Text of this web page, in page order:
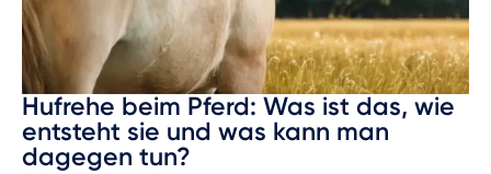
Hufrehe beim Pferd: Was ist das, wie
entsteht sie und was kann man
dagegen tun?